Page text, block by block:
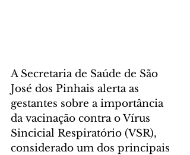
A Secretaria de Saúde de São
José dos Pinhais alerta as
gestantes sobre a importância
da vacinação contra o Vírus
Sincicial Respiratório (VSR),
considerado um dos principais